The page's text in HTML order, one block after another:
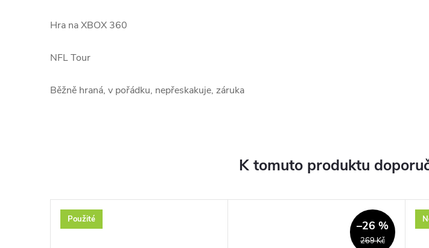
Hra na XBOX 360
NFL Tour
Běžně hraná, v pořádku, nepřeskakuje, záruka
K tomuto produktu
Použité
269 Kč
–26 %